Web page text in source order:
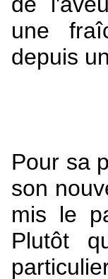
une
Pour sa
son
mis le
Plutôt